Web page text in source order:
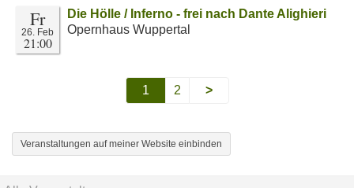
Fr
26. Feb
21:00
Die Hölle / Inferno - frei nach Dante Alighieri
Opernhaus Wuppertal
1 2 >
Veranstaltungen auf meiner Website einbinden